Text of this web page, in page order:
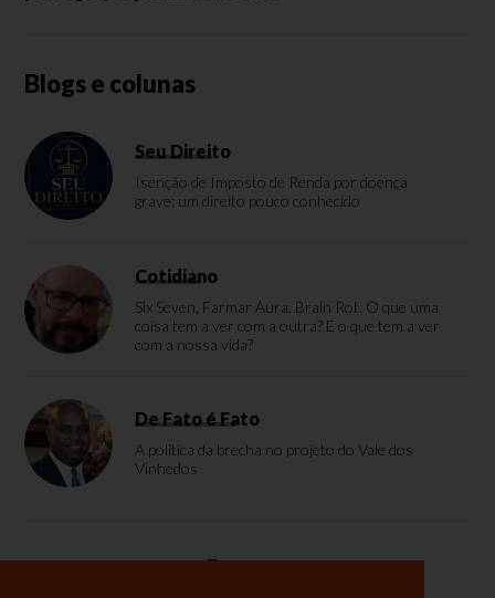
Blogs e colunas
Seu Direito
Isenção de Imposto de Renda por doença
grave: um direito pouco conhecido
Cotidiano
Six Seven, Farmar Aura, Brain Rot. O que uma
coisa tem a ver com a outra? E o que tem a ver
com a nossa vida?
De Fato é Fato
A política da brecha no projeto do Vale dos
Vinhedos
Enquete